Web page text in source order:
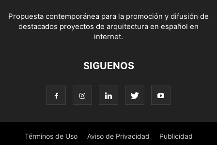
Propuesta contemporánea para la promoción y difusión de
destacados proyectos de arquitectura en español en
internet.
SIGUENOS
Términos de Uso Aviso de Privacidad Publicidad